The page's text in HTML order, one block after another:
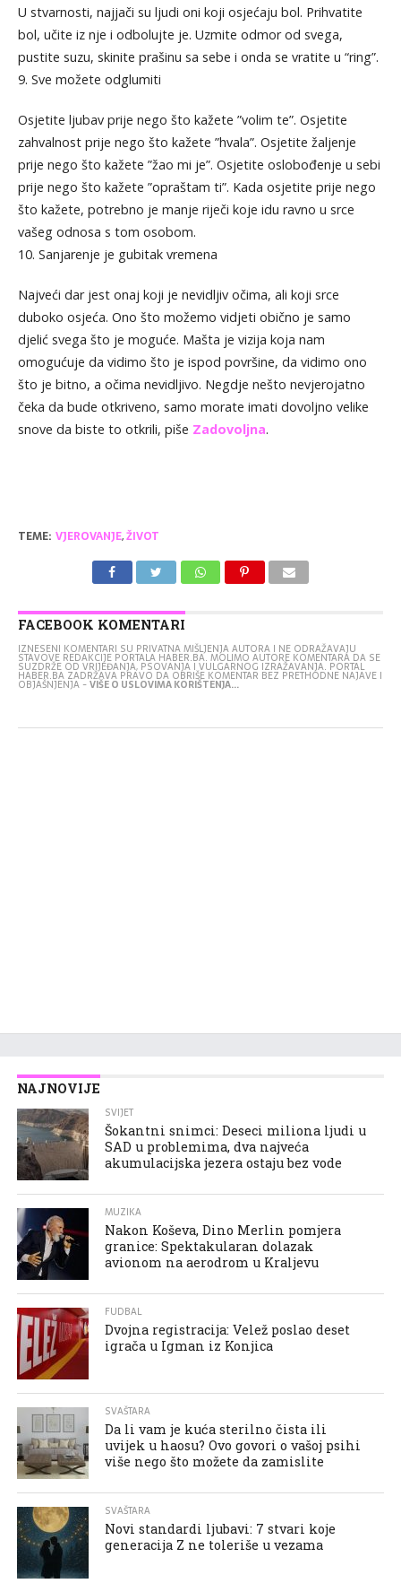
U stvarnosti, najjači su ljudi oni koji osjećaju bol. Prihvatite
bol, učite iz nje i odbolujte je. Uzmite odmor od svega,
pustite suzu, skinite prašinu sa sebe i onda se vratite u “ring”.
9. Sve možete odglumiti
Osjetite ljubav prije nego što kažete ”volim te”. Osjetite
zahvalnost prije nego što kažete ”hvala”. Osjetite žaljenje
prije nego što kažete ”žao mi je”. Osjetite oslobođenje u sebi
prije nego što kažete ”opraštam ti”. Kada osjetite prije nego
što kažete, potrebno je manje riječi koje idu ravno u srce
vašeg odnosa s tom osobom.
10. Sanjarenje je gubitak vremena
Najveći dar jest onaj koji je nevidljiv očima, ali koji srce
duboko osjeća. Ono što možemo vidjeti obično je samo
djelić svega što je moguće. Mašta je vizija koja nam
omogućuje da vidimo što je ispod površine, da vidimo ono
što je bitno, a očima nevidljivo. Negdje nešto nevjerojatno
čeka da bude otkriveno, samo morate imati dovoljno velike
snove da biste to otkrili, piše Zadovoljna.
TEME: VJEROVANJE,ŽIVOT
FACEBOOK KOMENTARI
IZNESENI KOMENTARI SU PRIVATNA MIŠLJENJA AUTORA I NE ODRAŽAVAJU
STAVOVE REDAKCIJE PORTALA HABER.BA. MOLIMO AUTORE KOMENTARA DA SE
SUZDRŽE OD VRIJEĐANJA, PSOVANJA I VULGARNOG IZRAŽAVANJA. PORTAL
HABER.BA ZADRŽAVA PRAVO DA OBRIŠE KOMENTAR BEZ PRETHODNE NAJAVE I
OBJAŠNJENJA -VIŠE O USLOVIMA KORIŠTENJA...
NAJNOVIJE
SVIJET
Šokantni snimci: Deseci miliona ljudi u
SAD u problemima, dva najveća
akumulacijska jezera ostaju bez vode
MUZIKA
Nakon Koševa, Dino Merlin pomjera
granice: Spektakularan dolazak
avionom na aerodrom u Kraljevu
FUDBAL
Dvojna registracija: Velež poslao deset
igrača u Igman iz Konjica
SVAŠTARA
Da li vam je kuća sterilno čista ili
uvijek u haosu? Ovo govori o vašoj psihi
više nego što možete da zamislite
SVAŠTARA
Novi standardi ljubavi: 7 stvari koje
generacija Z ne toleriše u vezama